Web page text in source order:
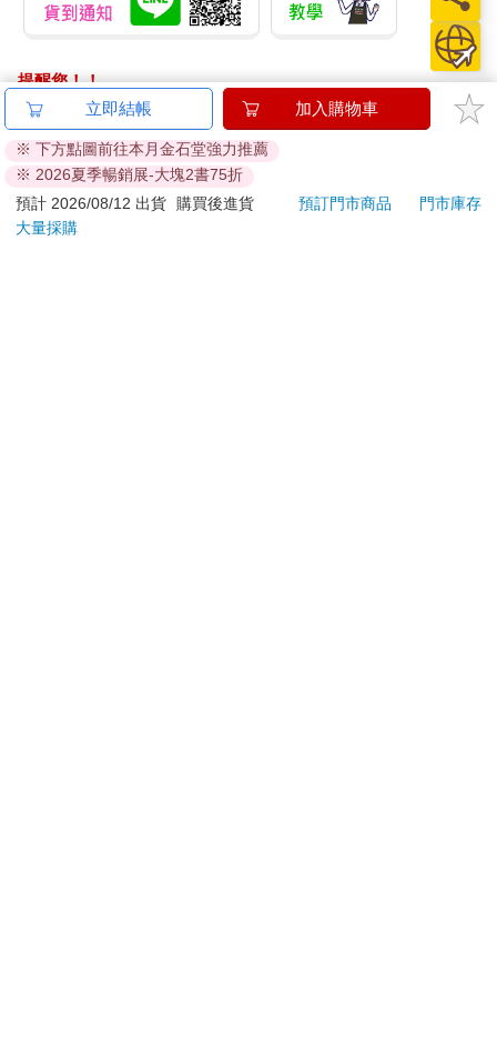
提醒您！！
金石堂及銀行均不會請您操作ATM! 如接獲電話要求您前往
ATM提款機，請不要聽從指示，以免受騙上當！
退換貨須知：
**提醒您，鑑賞期不等於試用期，退回商品須為全新狀態**
依據「消費者保護法」第19條及行政院消費者保護處公告之
立即結帳 加入購物車
※ 下方點圖前往本月金石堂強力推薦
※ 2026夏季暢銷展-大塊2書75折
預計 2026/08/12 出貨
購買後進貨 預訂門市商品
門市庫存
大量採購